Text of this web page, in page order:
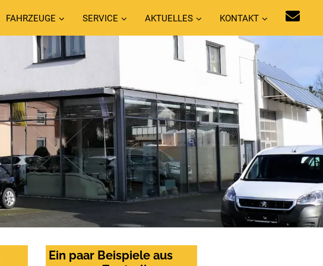
FAHRZEUGE SERVICE AKTUELLES KONTAKT
Ein paar Beispiele aus